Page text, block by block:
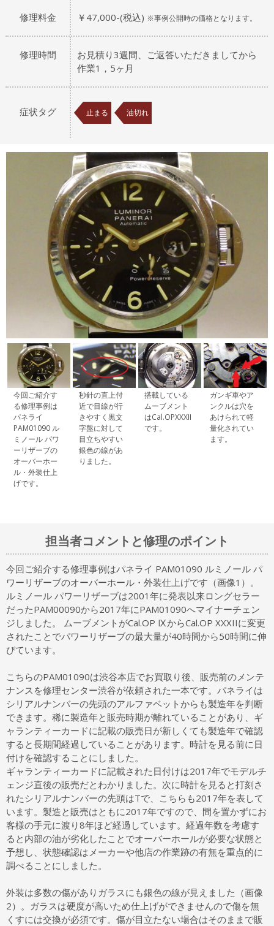
修理料金 ￥47,000-(税込) ※事例公開時の価格となります。
修理時間
お見積り3週間、ご返答いただきましてから
作業1，5ヶ月
症状タグ 止まる 油切れ
今回ご紹介す
る修理事例は
パネライ
PAM01090 ル
ミノール パワ
ーリザーブの
オーバーホー
ル・外装仕上
げです。
秒針の直上付
近で目線が行
きやすく黒文
字盤に対して
目立ちやすい
銀色の線があ
りました。
搭載している
ムーブメント
はCal.OPXXXII
です。
ガンギ車やア
ンクルは穴を
あけられて軽
量化されてい
ます。
担当者コメントと修理のポイント
今回ご紹介する修理事例はパネライ PAM01090 ルミノール パ
ワーリザーブのオーバーホール・外装仕上げです（画像1）。
ルミノール パワーリザーブは2001年に発表以来ロングセラー
だったPAM00090から2017年にPAM01090へマイナーチェン
ジしました。 ムーブメントがCal.OP ⅨからCal.OP XXXIIに変更
されたことでパワーリザーブの最大量が40時間から50時間に伸
びています。
こちらのPAM01090は渋谷本店でお買取り後、販売前のメンテ
ナンスを修理センター渋谷が依頼された一本です。パネライは
シリアルナンバーの先頭のアルファベットからも製造年を判断
できます。稀に製造年と販売時期が離れていることがあり、ギ
ャランティーカードに記載の販売日が新しくても製造年で確認
すると長期間経過していることがあります。時計を見る前に日
付けを確認することにしました。
ギャランティーカードに記載された日付けは2017年でモデルチ
ェンジ直後の販売だとわかりました。次に時計を見ると打刻さ
れたシリアルナンバーの先頭はTで、こちらも2017年を表して
います。製造と販売はともに2017年ですので、間を置かずにお
客様の手元に渡り8年ほど経過しています。経過年数を考慮す
ると内部の油が劣化したことでオーバーホールが必要な状態と
予想し、状態確認はメーカーや他店の作業跡の有無を重点的に
調べることにしました。
外装は多数の傷がありガラスにも銀色の線が見えました（画像
2）。ガラスは硬度が高いため仕上げができませんので傷を無
くすには交換が必須です。傷が目立たない場合はそのままで販